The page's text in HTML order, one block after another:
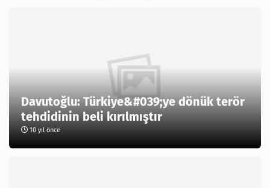
Davutoğlu: Türkiye&#039;ye dönük terör
tehdidinin beli kırılmıştır
10 yıl önce